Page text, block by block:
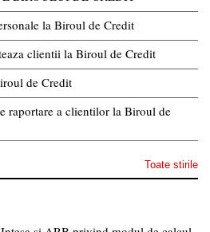
la Biroul de Credit
clientii la Biroul de Credit
de Credit
raportare a clientilor la Biroul de
Toate stirile